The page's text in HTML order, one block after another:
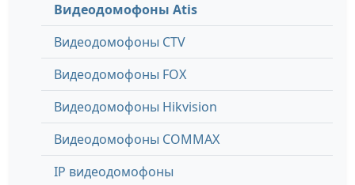
Видеодомофоны Atis
Видеодомофоны CTV
Видеодомофоны FOX
Видеодомофоны Hikvision
Видеодомофоны COMMAX
IP видеодомофоны